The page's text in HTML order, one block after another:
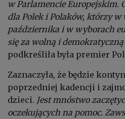
w Parlamencie Europejskim.
dla Polek i Polaków, którzy w
października i w wyborach
się za wolną i
podkreśliła była premier
Zaznaczyła, że będzie
poprzedniej kadencji i
dzieci. Jest mnóstwo
oczekujących na pomoc.